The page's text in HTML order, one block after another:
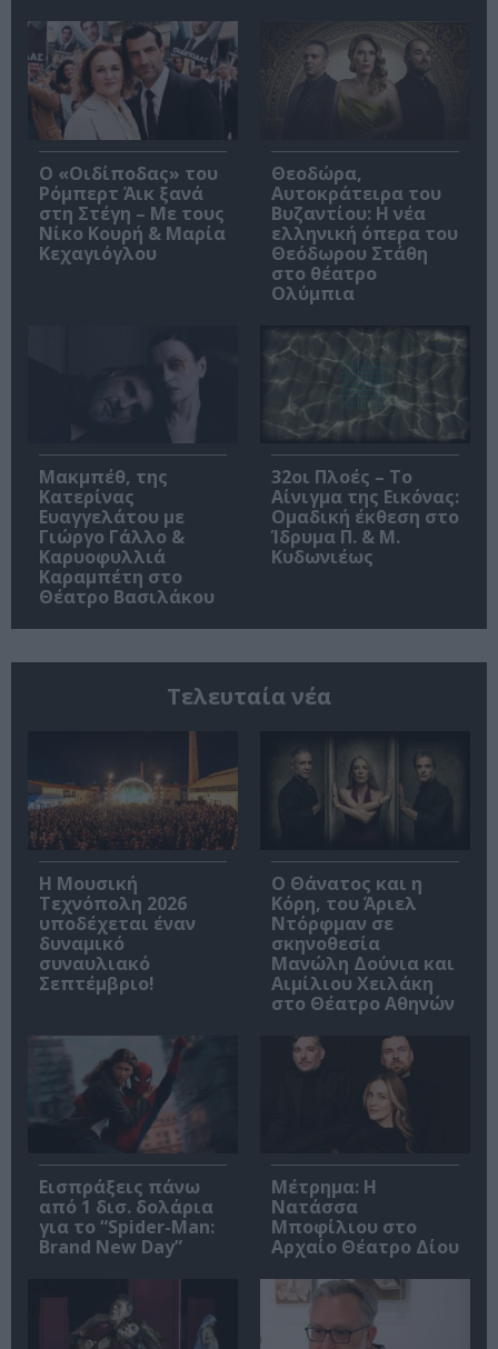
O «Οιδίποδας» του
Ρόμπερτ Άικ ξανά
στη Στέγη – Με τους
Νίκο Κουρή & Μαρία
Κεχαγιόγλου
Θεοδώρα,
Αυτοκράτειρα του
Βυζαντίου: Η νέα
ελληνική όπερα του
Θεόδωρου Στάθη
στο θέατρο
Ολύμπια
Μακμπέθ, της
Κατερίνας
Ευαγγελάτου με
Γιώργο Γάλλο &
Καρυοφυλλιά
Καραμπέτη στο
Θέατρο Βασιλάκου
32οι Πλοές – Το
Αίνιγμα της Εικόνας:
Ομαδική έκθεση στο
Ίδρυμα Π. & Μ.
Κυδωνιέως
Τελευταία νέα
Η Μουσική
Τεχνόπολη 2026
υποδέχεται έναν
δυναμικό
συναυλιακό
Σεπτέμβριο!
Ο Θάνατος και η
Κόρη, του Άριελ
Ντόρφμαν σε
σκηνοθεσία
Μανώλη Δούνια και
Αιμίλιου Χειλάκη
στο Θέατρο Αθηνών
Εισπράξεις πάνω
από 1 δισ. δολάρια
για το “Spider-Man:
Brand New Day”
Μέτρημα: Η
Νατάσσα
Μποφίλιου στο
Αρχαίο Θέατρο Δίου